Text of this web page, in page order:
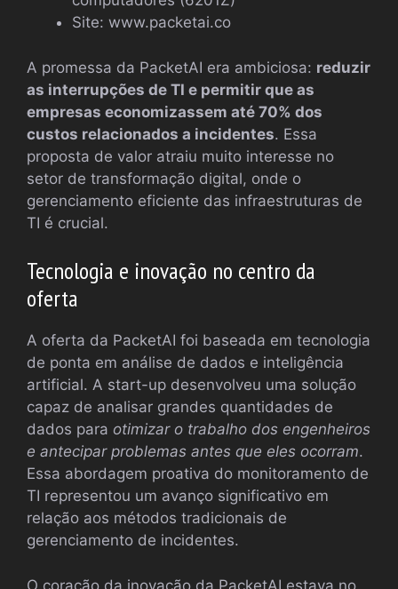
Site: www.packetai.co
A promessa da PacketAI era ambiciosa: reduzir
as interrupções de TI e permitir que as
empresas economizassem até 70% dos
custos relacionados a incidentes. Essa
proposta de valor atraiu muito interesse no
setor de transformação digital, onde o
gerenciamento eficiente das infraestruturas de
TI é crucial.
Tecnologia e inovação no centro da
oferta
A oferta da PacketAI foi baseada em tecnologia
de ponta em análise de dados e inteligência
artificial. A start-up desenvolveu uma solução
capaz de analisar grandes quantidades de
dados para otimizar o trabalho dos engenheiros
e antecipar problemas antes que eles ocorram.
Essa abordagem proativa do monitoramento de
TI representou um avanço significativo em
relação aos métodos tradicionais de
gerenciamento de incidentes.
O coração da inovação da PacketAI estava no